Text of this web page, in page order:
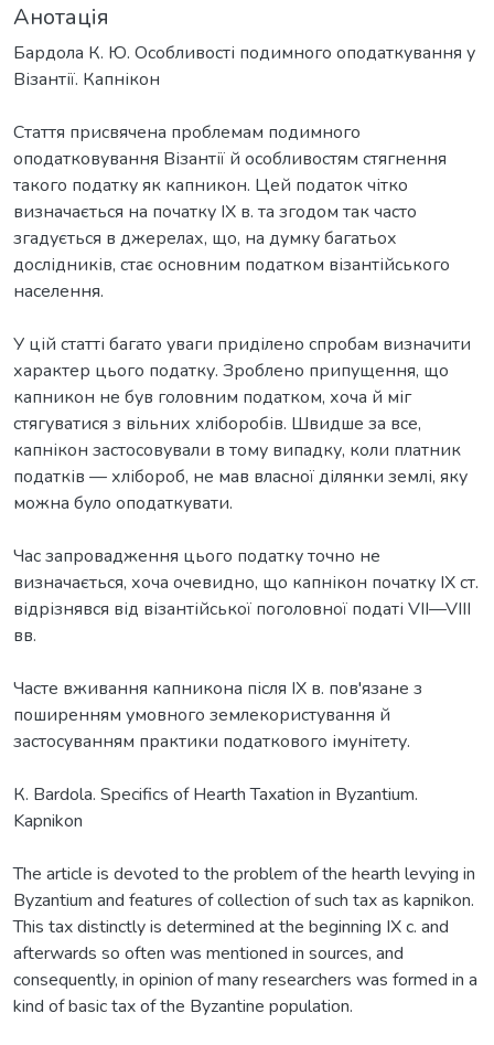
Анотація
Бардола К. Ю. Особливості подимного оподаткування у
Візантії. Капнікон
Стаття присвячена проблемам подимного
оподатковування Візантії й особливостям стягнення
такого податку як капникон. Цей податок чітко
визначається на початку IX в. та згодом так часто
згадується в джерелах, що, на думку багатьох
дослідників, стає основним податком візантійського
населення.
У цій статті багато уваги приділено спробам визначити
характер цього податку. Зроблено припущення, що
капникон не був головним податком, хоча й міг
стягуватися з вільних хліборобів. Швидше за все,
капнікон застосовували в тому випадку, коли платник
податків — хлібороб, не мав власної ділянки землі, яку
можна було оподаткувати.
Час запровадження цього податку точно не
визначається, хоча очевидно, що капнікон початку IX ст.
відрізнявся від візантійської поголовної податі VII—VIII
вв.
Часте вживання капникона після IX в. пов'язане з
поширенням умовного землекористування й
застосуванням практики податкового імунітету.
К. Bardola. Specifics of Hearth Taxation in Byzantium.
Kapnikon
The article is devoted to the problem of the hearth levying in
Byzantium and features of collection of such tax as kapnikon.
This tax distinctly is determined at the beginning IX c. and
afterwards so often was mentioned in sources, and
consequently, in opinion of many researchers was formed in a
kind of basic tax of the Byzantine population.